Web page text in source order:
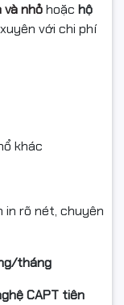
và nhỏhoặc hộ
với chi phí
khác
in rõ nét, chuyên
tháng
CAPT tiên